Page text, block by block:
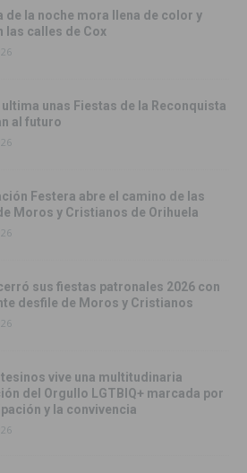
de la noche mora llena de color y
las calles de Cox
unas Fiestas de la Reconquista
al futuro
Festera abre el camino de las
Moros y Cristianos de Orihuela
sus fiestas patronales 2026 con
desfile de Moros y Cristianos
vive una multitudinaria
del Orgullo LGTBIQ+ marcada por
y la convivencia